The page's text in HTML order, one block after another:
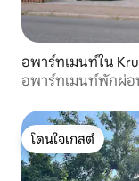
อพาร์ทเมนท์ใน
อพาร์ทเมนท์พักผ่อ
โดนใจเกสต์
โดนใจเกสต์